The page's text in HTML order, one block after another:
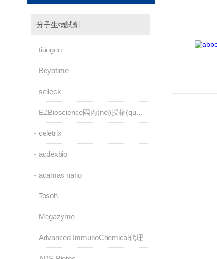
分子生物試劑
tiangen
Beyotime
selleck
EZBioscience國內(nèi)授權(quán)代理
celetrix
addexbio
adamas nano
Tosoh
Megazyme
Advanced ImmunoChemical代理